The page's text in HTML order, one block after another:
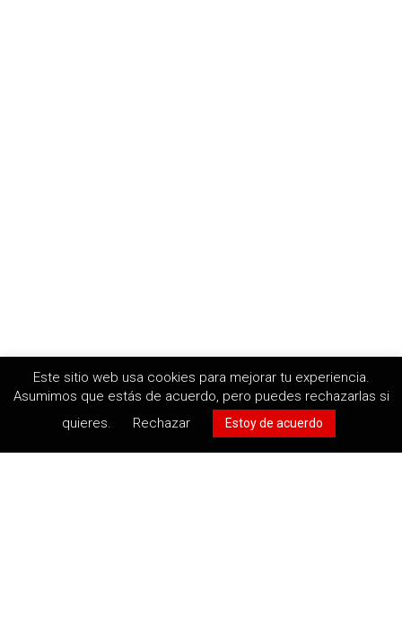
Este sitio web usa cookies para mejorar tu experiencia.
Asumimos que estás de acuerdo, pero puedes rechazarlas si
quieres.
Rechazar Estoy de acuerdo